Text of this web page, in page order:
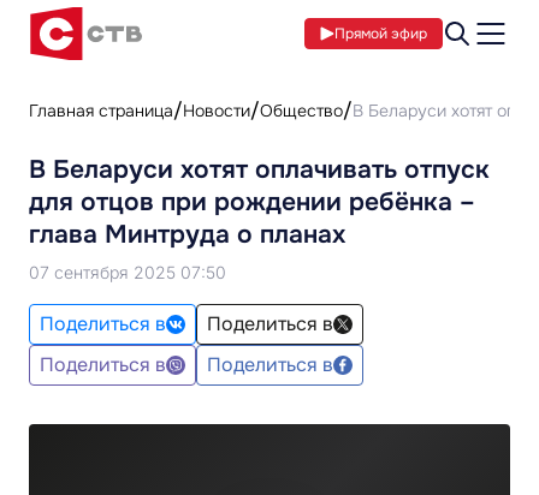
Прямой эфир
Главная страница Новости Общество В Беларуси хотят
В Беларуси хотят оплачивать отпуск
для отцов при рождении ребёнка –
глава Минтруда о планах
07 сентября 2025 07:50
Поделиться в
Поделиться в
Поделиться в
Поделиться в